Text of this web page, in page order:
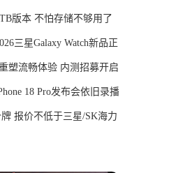
版本 不怕存储不够用了
三星Galaxy Watch新品正
塑流畅体验 内测招募开启
18 Pro发布会依旧录播
报价不低于三星/SK海力